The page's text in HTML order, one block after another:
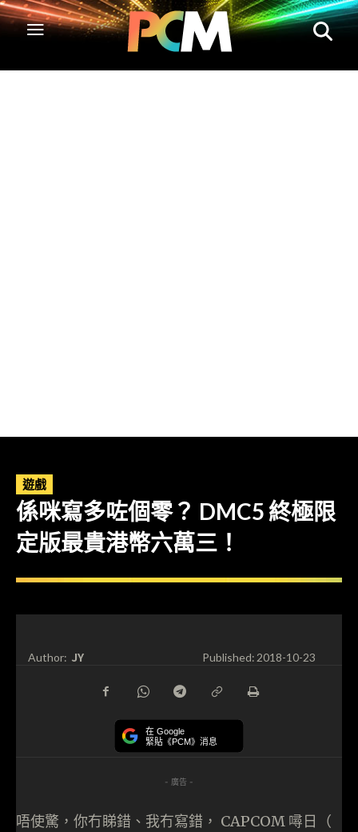
遊戲
係咪寫多咗個零？ DMC5 終極限
定版最貴港幣六萬三！
Author: JY Published:2018-10-23
在 Google
緊貼《PCM》消息
- 廣告 -
唔使驚，你冇睇錯、我冇寫錯， CAPCOM 噚日（